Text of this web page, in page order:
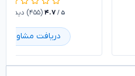
۴.۷ / ۵ (۴۵۵) دیدگاه
دریافت مشاوره